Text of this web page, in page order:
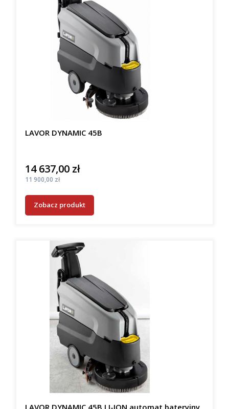
LAVOR DYNAMIC 45B
Cena
14 637,00 zł
Cena
11 900,00 zł
Zobacz produkt
LAVOR DYNAMIC 45B LI-ION automat bateryjny